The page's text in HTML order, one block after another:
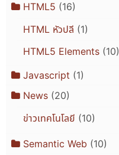
HTML5 (16)
HTML หัวปลี (1)
HTML5 Elements(10)
Javascript (1)
News(20)
ข่าวเทคโนโลยี (10)
Semantic Web (10)